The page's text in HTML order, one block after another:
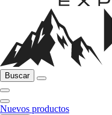
Buscar
Nuevos productos